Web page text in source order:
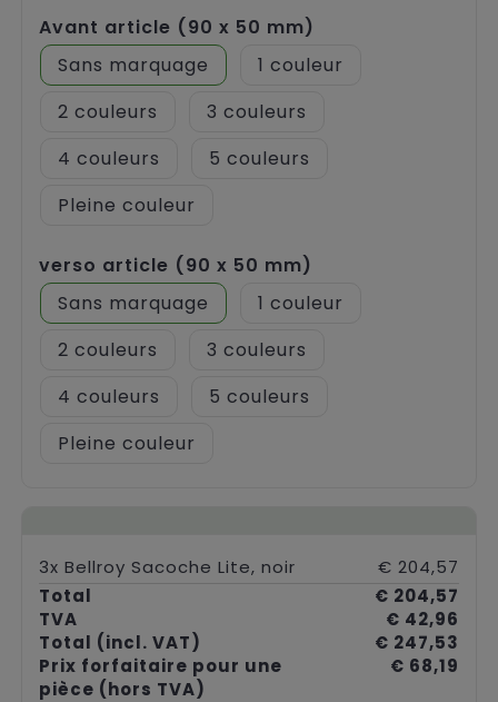
Avant article (90 x 50 mm)
Sans marquage
1
2
3
4
5
Pleine couleur
verso article (90 x 50 mm)
Sans marquage
1
2
3
4
5
Pleine couleur
3x Bellroy Sacoche Lite, noir
€ 204,57
Total
€ 204,57
TVA
€ 42,96
Total (incl. VAT)
€ 247,53
Prix forfaitaire pour une
pièce (hors TVA)
€ 68,19